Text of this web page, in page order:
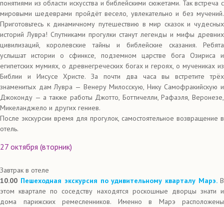
понятиями из области искусства и библейскими сюжетами. Так встреча с
мировыми шедеврами пройдёт весело, увлекательно и без мучений.
Приготовьтесь к динамичному путешествию в мир сказок и чудесных
историй Лувра! Спутниками прогулки станут легенды и мифы древних
цивилизаций, королевские тайны и библейские сказания. Ребята
услышат истории о сфинксе, подземном царстве бога Озириса и
египетских мумиях, о древнегреческих богах и героях, о мучениках из
Библии и Иисусе Христе. За почти два часа вы встретите трёх
знаменитых дам Лувра — Венеру Милосскую, Нику Самофракийскую и
Джоконду — а также работы Джотто, Боттичелли, Рафаэля, Веронезе,
Микеланджело и других гениев.
После экскурсии время для прогулок, самостоятельное возвращение в
отель.
27 октября (вторник)
Завтрак в отеле
10.00 Пешеходная экскурсия по удивительному кварталу Марэ.В
этом квартале по соседству находятся роскошные дворцы знати и
дома парижских ремесленников. Именно в Марэ расположены